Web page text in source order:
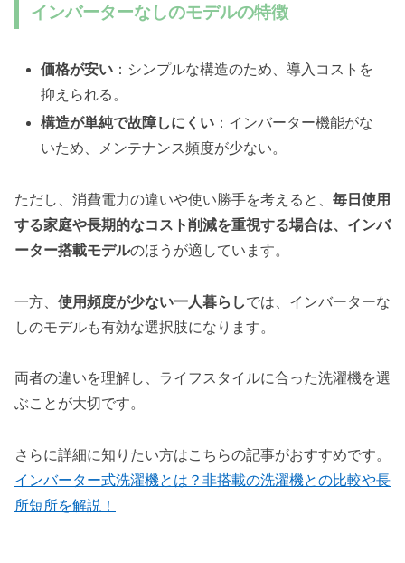
インバーターなしのモデルの特徴
価格が安い ：シンプルな構造のため、導入コストを
抑えられる。
構造が単純で故障しにくい ：インバーター機能がな
いため、メンテナンス頻度が少ない。
ただし、消費電力の違いや使い勝手を考えると、 毎日使用
する家庭や長期的なコスト削減を重視する場合は、インバ
ーター搭載モデルのほうが適しています。
一方、 使用頻度が少ない一人暮らしでは、インバーターな
しのモデルも有効な選択肢になります。
両者の違いを理解し、ライフスタイルに合った洗濯機を選
ぶことが大切です。
さらに詳細に知りたい方はこちらの記事がおすすめです。
インバーター式洗濯機とは？非搭載の洗濯機との比較や長
所短所を解説！